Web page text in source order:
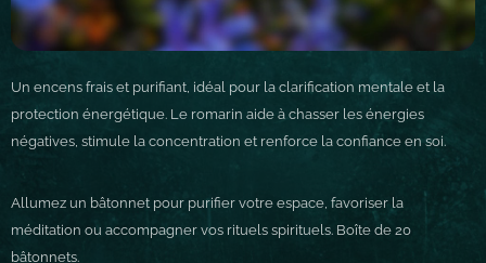
Un encens frais et purifiant, idéal pour la clarification mentale et la
protection énergétique. Le romarin aide à chasser les énergies
négatives, stimule la concentration et renforce la confiance en soi.
Allumez un bâtonnet pour purifier votre espace, favoriser la
méditation ou accompagner vos rituels spirituels. Boîte de 20
bâtonnets.